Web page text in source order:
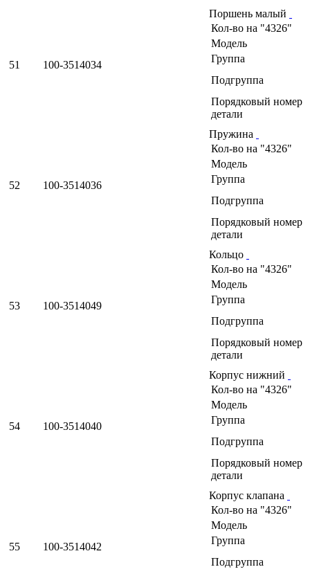
51 100-3514034
Поршень малый
Кол-во на "4326"
Модель
Группа
Подгруппа
Порядковый номер
детали
52 100-3514036
Пружина
Кол-во на "4326"
Модель
Группа
Подгруппа
Порядковый номер
детали
53 100-3514049
Кольцо
Кол-во на "4326"
Модель
Группа
Подгруппа
Порядковый номер
детали
54 100-3514040
Корпус нижний
Кол-во на "4326"
Модель
Группа
Подгруппа
Порядковый номер
детали
55 100-3514042
Корпус клапана
Кол-во на "4326"
Модель
Группа
Подгруппа